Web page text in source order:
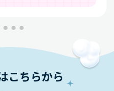
ってきたから
ニングを
ング
こちらから